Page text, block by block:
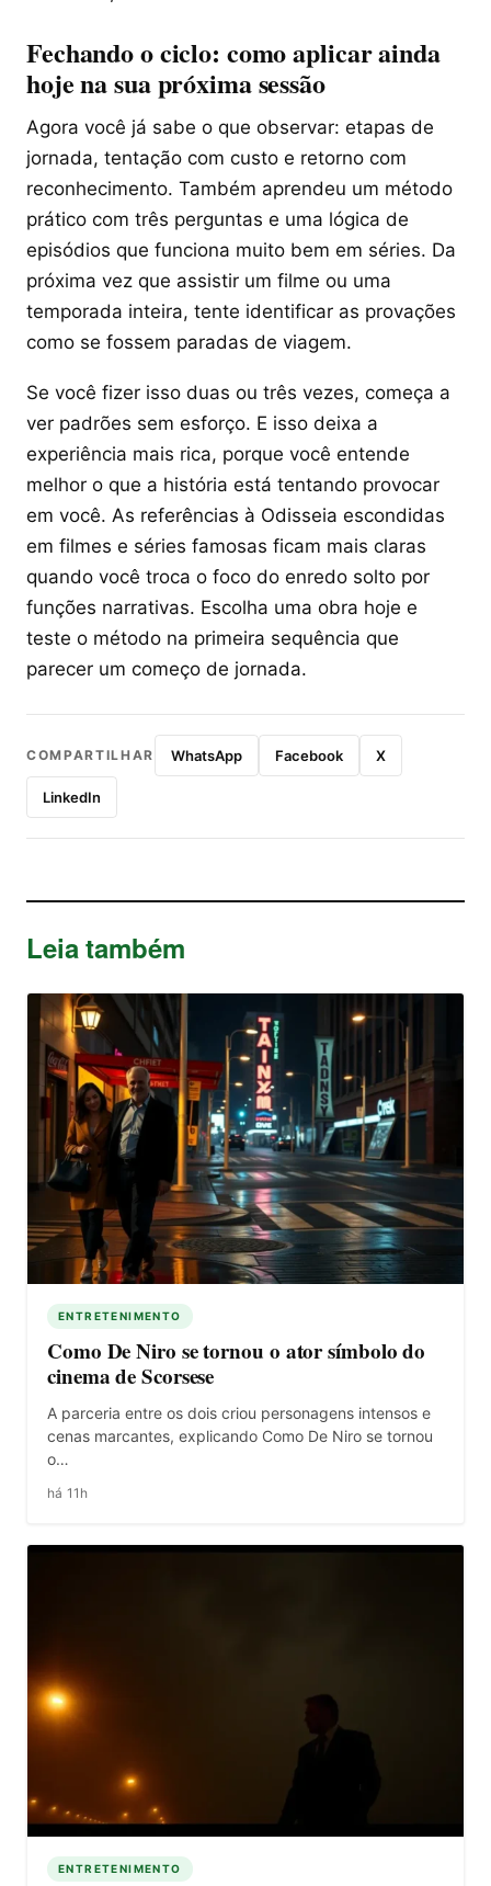
Fechando o ciclo: como aplicar ainda
hoje na sua próxima sessão
Agora você já sabe o que observar: etapas de
jornada, tentação com custo e retorno com
reconhecimento. Também aprendeu um método
prático com três perguntas e uma lógica de
episódios que funciona muito bem em séries. Da
próxima vez que assistir um filme ou uma
temporada inteira, tente identificar as provações
como se fossem paradas de viagem.
Se você fizer isso duas ou três vezes, começa a
ver padrões sem esforço. E isso deixa a
experiência mais rica, porque você entende
melhor o que a história está tentando provocar
em você. As referências à Odisseia escondidas
em filmes e séries famosas ficam mais claras
quando você troca o foco do enredo solto por
funções narrativas. Escolha uma obra hoje e
teste o método na primeira sequência que
parecer um começo de jornada.
COMPARTILHAR WhatsApp Facebook X
LinkedIn
Leia também
ENTRETENIMENTO
Como De Niro se tornou o ator símbolo do
cinema de Scorsese
A parceria entre os dois criou personagens intensos e
cenas marcantes, explicando Como De Niro se tornou
o…
há 11h
ENTRETENIMENTO